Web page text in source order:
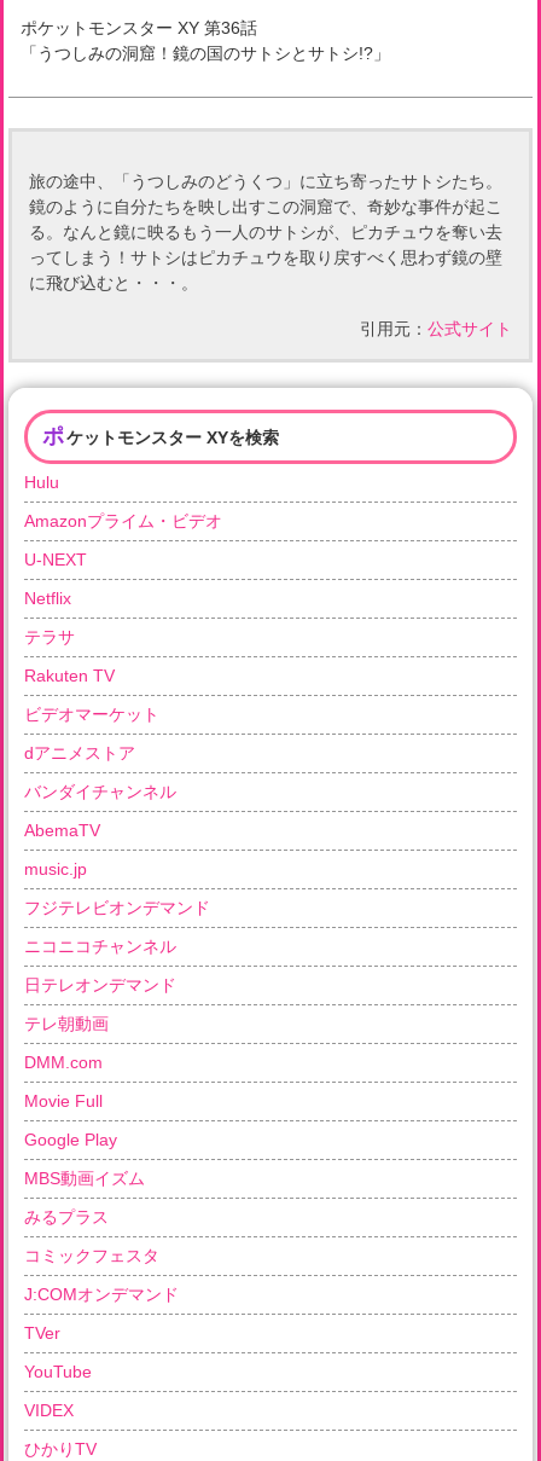
ポケットモンスター XY 第36話
「 うつしみの洞窟！鏡の国のサトシとサトシ!? 」
旅の途中、「うつしみのどうくつ」に立ち寄ったサトシたち。
鏡のように自分たちを映し出すこの洞窟で、奇妙な事件が起こ
る。なんと鏡に映るもう一人のサトシが、ピカチュウを奪い去
ってしまう！サトシはピカチュウを取り戻すべく思わず鏡の壁
に飛び込むと・・・。
引用元： 公式サイト
ポケットモンスター XYを検索
Hulu
Amazonプライム・ビデオ
U-NEXT
Netflix
テラサ
Rakuten TV
ビデオマーケット
dアニメストア
バンダイチャンネル
AbemaTV
music.jp
フジテレビオンデマンド
ニコニコチャンネル
日テレオンデマンド
テレ朝動画
DMM.com
Movie Full
Google Play
MBS動画イズム
みるプラス
コミックフェスタ
J:COMオンデマンド
TVer
YouTube
VIDEX
ひかりTV